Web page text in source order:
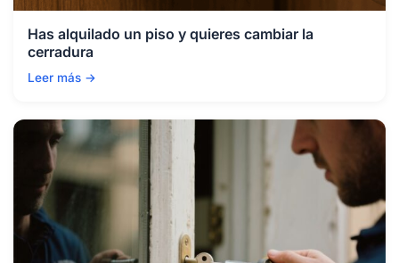
Has alquilado un piso y quieres cambiar la
cerradura
Leer más →